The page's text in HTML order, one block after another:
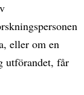
eller om en
utförandet, får